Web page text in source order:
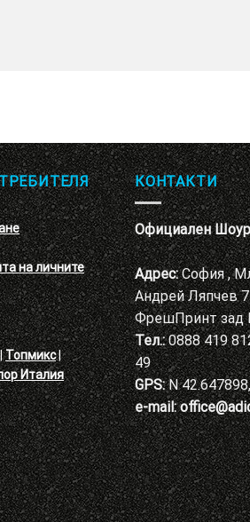
на личните
Топмикс|
Италия
КОНТАКТИ
Официален
Адрес:София ,
Андрей Ляпчев
ФрешПринт зад
Тел.:0888 419
49
GPS:N
e-mail: